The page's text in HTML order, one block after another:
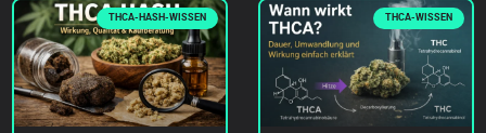
THCA-HASH-WISSEN THCA-WISSEN